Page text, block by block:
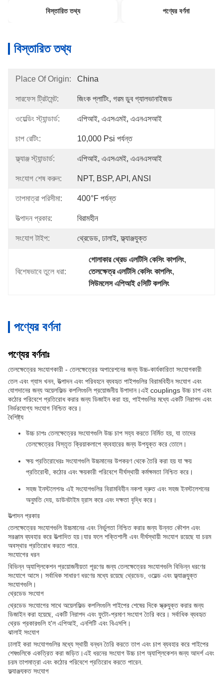
বিস্তারিত তথ্য পণ্যের বর্ণনা
বিস্তারিত তথ্য
Place Of Origin: China
সারফেস ট্রিটমেন্ট: জিংক প্লাটিং, গরম ডুব গ্যালভানাইজড
ওয়েল্ডিং স্ট্যান্ডার্ড: এপিআই, এএসএমই, এএনএসআই
চাপ রেটিং: 10,000 Psi পর্যন্ত
ফ্ল্যাঞ্জ স্ট্যান্ডার্ড: এপিআই, এএসএমই, এএনএসআই
সংযোগ শেষ করুন: NPT, BSP, API, ANSI
তাপমাত্রা পরিসীমা: 400°F পর্যন্ত
উত্পাদন প্রকার: বিরামহীন
সংযোগ টাইপ: থ্রেডেড, ঢালাই, ফ্ল্যাঞ্জযুক্ত
বিশেষভাবে তুলে ধরা:
গোলাকার থ্রেড এলটিসি কেসিং কাপলিং,
তেলক্ষেত্র এলটিসি কেসিং কাপলিং,
সিউমলেস এপিআই ৫সিটি কপলিং
পণ্যের বর্ণনা
পণ্যের বর্ণনাঃ
তেলক্ষেত্রের সংযোগকারী - তেলক্ষেত্রের অপারেশনের জন্য উচ্চ-কার্যকারিতা সংযোগকারী
তেল এবং গ্যাস খনন, উত্পাদন এবং পরিবহনে ব্যবহৃত পাইপগুলির বিরামবিহীন সংযোগ এবং
যোগদানের জন্য অয়েলফিল্ড কপলিংগুলি প্রয়োজনীয় উপাদান।এই couplings উচ্চ চাপ এবং
কঠোর পরিবেশে প্রতিরোধ করার জন্য ডিজাইন করা হয়, পাইপগুলির মধ্যে একটি নিরাপদ এবং
নির্ভরযোগ্য সংযোগ নিশ্চিত করে।
বৈশিষ্ট্য
উচ্চ চাপঃ তেলক্ষেত্রের সংযোগগুলি উচ্চ চাপ সহ্য করতে নির্মিত হয়, যা তাদের
তেলক্ষেত্রের বিস্তৃত ক্রিয়াকলাপে ব্যবহারের জন্য উপযুক্ত করে তোলে।
ক্ষয় প্রতিরোধেরঃ সংযোগগুলি উচ্চমানের উপকরণ থেকে তৈরি করা হয় যা ক্ষয়
প্রতিরোধী, কঠোর এবং ক্ষয়কারী পরিবেশে দীর্ঘস্থায়ী কর্মক্ষমতা নিশ্চিত করে।
সহজ ইনস্টলেশনঃ এই সংযোগগুলির বিরামবিহীন নকশা দ্রুত এবং সহজ ইনস্টলেশনের
অনুমতি দেয়, ডাউনটাইম হ্রাস করে এবং দক্ষতা বৃদ্ধি করে।
উত্পাদন প্রকার
তেলক্ষেত্রের সংযোগগুলি উচ্চমানের এবং নির্ভুলতা নিশ্চিত করার জন্য উন্নত কৌশল এবং
সরঞ্জাম ব্যবহার করে উত্পাদিত হয়।যার ফলে শক্তিশালী এবং দীর্ঘস্থায়ী সংযোগ রয়েছে যা চরম
অবস্থার প্রতিরোধ করতে পারে.
সংযোগের ধরন
বিভিন্ন অ্যাপ্লিকেশন প্রয়োজনীয়তা পূরণের জন্য তেলক্ষেত্রের সংযোগগুলি বিভিন্ন ধরণের
সংযোগে আসে। সর্বাধিক সাধারণ ধরণের মধ্যে রয়েছে থ্রেডেড, ওয়েল্ড এবং ফ্ল্যাঞ্জযুক্ত
সংযোগগুলি।
থ্রেডেড সংযোগ
থ্রেডেড সংযোগের সাথে অয়েলফিল্ড কপলিংগুলি পাইপের শেষের দিকে স্ক্রুযুক্ত করার জন্য
ডিজাইন করা হয়েছে, একটি নিরাপদ এবং ফুটো-প্রমাণ সংযোগ তৈরি করে। সর্বাধিক ব্যবহৃত
থ্রেড প্রকারগুলি হ'ল এপিআই, এনপিটি এবং বিএসপি।
ঝালাই সংযোগ
ঢালাই করা সংযোগগুলির মধ্যে স্থায়ী বন্ধন তৈরি করতে তাপ এবং চাপ ব্যবহার করে পাইপের
শেষগুলিকে একত্রিত করা জড়িত।এই ধরনের সংযোগ উচ্চ চাপ অ্যাপ্লিকেশন জন্য আদর্শ এবং
চরম তাপমাত্রা এবং কঠোর পরিবেশে প্রতিরোধ করতে পারেন.
ফ্ল্যাঞ্জযুক্ত সংযোগ